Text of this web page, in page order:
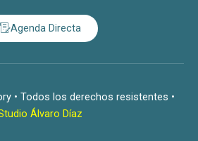
Agenda Directa
• Todos los derechos resistentes •
Álvaro Díaz